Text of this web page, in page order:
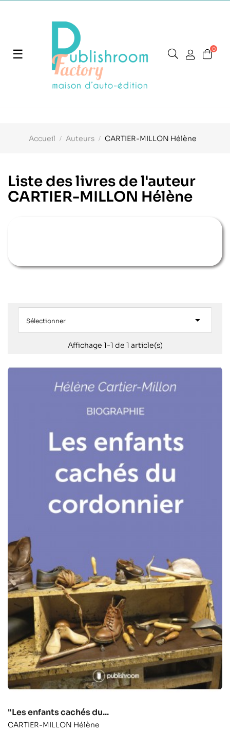
Basculer
navigation
☰ 0
Accueil Auteurs CARTIER-MILLON Hélène
Liste des livres de l'auteur
CARTIER-MILLON Hélène
Sélectionner 
Affichage 1-1 de 1 article(s)
"Les enfants cachés du...
CARTIER-MILLON Hélène